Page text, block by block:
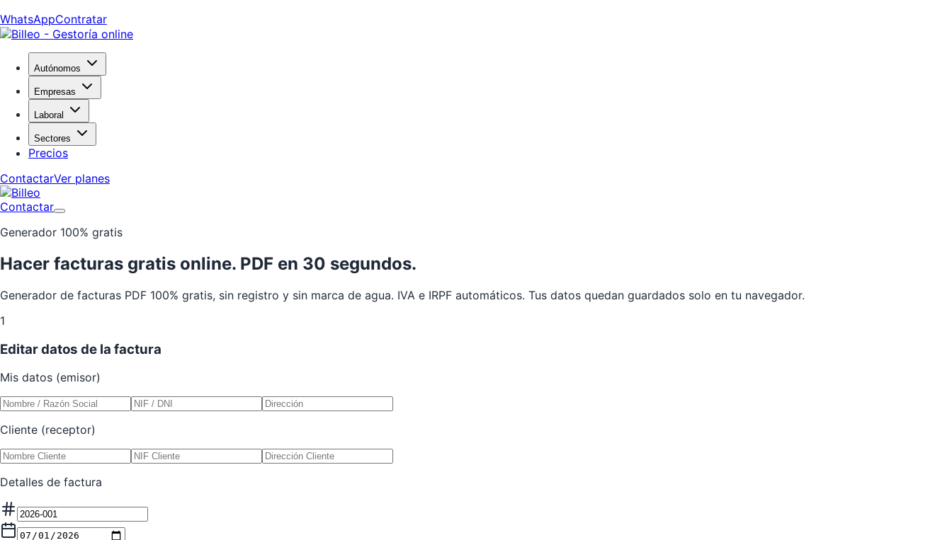
WhatsAppContratar
Autónomos
Empresas
Laboral
Sectores
Precios
ContactarVer planes
Contactar
Generador 100% gratis
Hacer facturas gratis online. PDF en 30 segundos.
Generador de facturas PDF 100% gratis, sin registro y sin marca de agua. IVA e IRPF automáticos. Tus datos quedan guardados solo en tu navegador.
1
Editar datos de la factura
Mis datos (emisor)
Cliente (receptor)
Detalles de factura